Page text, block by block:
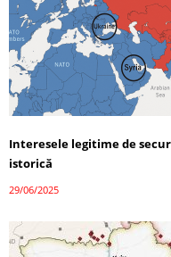
Interesele legitime de
istorică
29/06/2025